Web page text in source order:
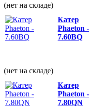
(нет на складе)
Катер
Phaeton -
7.60BQ
(нет на складе)
Катер
Phaeton -
7.80QN